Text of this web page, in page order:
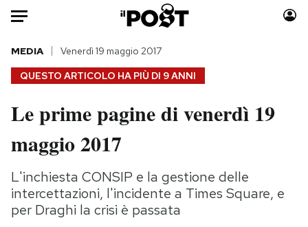
Auto
HOME
Italia
Politica
Tecnologia
Internet
Scienza
Moda
Storie/Idee
Ok Boomer!
Media
QUESTO ARTICOLO HA PIÙ DI 9 ANNI
MEDIA Venerdì 19 maggio 2017
Le prime pagine di venerdì 19
maggio 2017
L'inchiesta CONSIP e la gestione delle
intercettazioni, l'incidente a Times Square, e
per Draghi la crisi è passata